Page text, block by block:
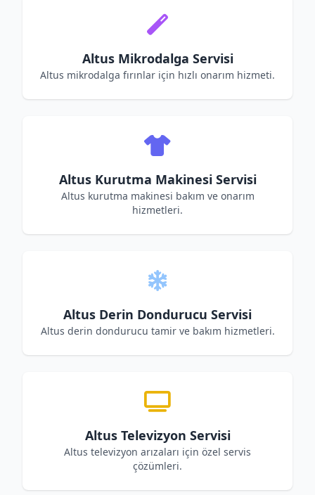
Altus Mikrodalga Servisi
Altus mikrodalga fırınlar için hızlı onarım hizmeti.
Altus Kurutma Makinesi Servisi
Altus kurutma makinesi bakım ve onarım
hizmetleri.
Altus Derin Dondurucu Servisi
Altus derin dondurucu tamir ve bakım hizmetleri.
Altus Televizyon Servisi
Altus televizyon arızaları için özel servis
çözümleri.